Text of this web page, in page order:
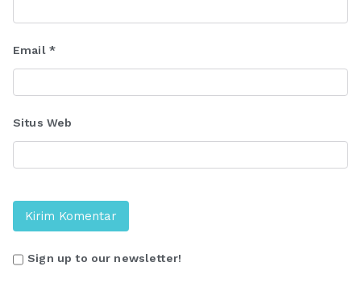
Email *
Situs Web
Sign up to our newsletter!